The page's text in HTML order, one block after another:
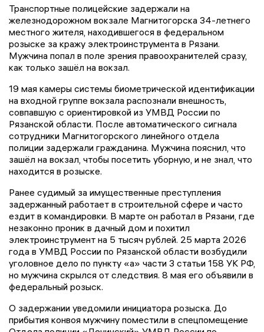
Транспортные полицейские задержали на
железнодорожном вокзале Магнитогорска 34-летнего
местного жителя, находившегося в федеральном
розыске за кражу электроинструмента в Рязани.
Мужчина попал в поле зрения правоохранителей сразу,
как только зашёл на вокзал.
19 мая камеры системы биометрической идентификации
на входной группе вокзала распознали внешность,
совпавшую с ориентировкой из УМВД России по
Рязанской области. После автоматического сигнала
сотрудники Магнитогорского линейного отдела
полиции задержали гражданина. Мужчина пояснил, что
зашёл на вокзал, чтобы посетить уборную, и не знал, что
находится в розыске.
Ранее судимый за имущественные преступления
задержанный работает в строительной сфере и часто
ездит в командировки. В марте он работал в Рязани, где
незаконно проник в дачный дом и похитил
электроинструмент на 5 тысяч рублей. 25 марта 2026
года в УМВД России по Рязанской области возбудили
уголовное дело по пункту «а» части 3 статьи 158 УК РФ,
но мужчина скрылся от следствия. 8 мая его объявили в
федеральный розыск.
О задержании уведомили инициатора розыска. До
прибытия конвоя мужчину поместили в спецпомещение